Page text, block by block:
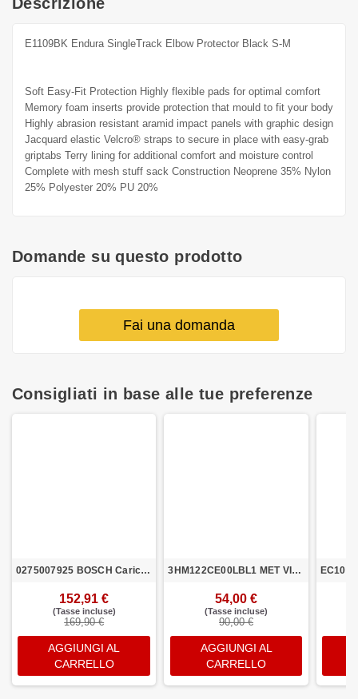
E1109BK Endura SingleTrack Elbow Protector Black S-M
Soft Easy-Fit Protection Highly flexible pads for optimal comfort
Memory foam inserts provide protection that mould to fit your body
Highly abrasion resistant aramid impact panels with graphic design
Jacquard elastic Velcro® straps to secure in place with easy-grab
griptabs Terry lining for additional comfort and moisture control
Complete with mesh stuff sack Construction Neoprene 35% Nylon
25% Polyester 20% PU 20%
Domande su questo prodotto
Fai una domanda
Consigliati in base alle tue preferenze
0275007925 BOSCH Caricabatteria 6a fastcharger cavo di rete EU
152,91 €
(Tasse incluse)
169,90 €
AGGIUNGI AL
CARRELLO
3HM122CE00LBL1 MET VINCI MIPS Casco da Ciclismo su Strada BLU METALIZZATO LUCIDO L
54,00 €
(Tasse incluse)
90,00 €
AGGIUNGI AL
CARRELLO